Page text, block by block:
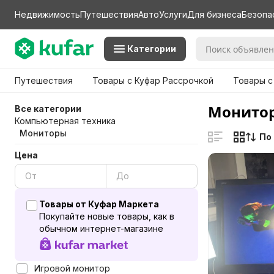
НедвижимостьПутешествияАвтоУслугиДля бизнеса
Категории
Путешествия Товары с Куфар Рассрочкой Товары
Все категории
Компьютерная техника
Мониторы
Цена
Товары от Куфар Маркета
Покупайте новые товары, как в
обычном интернет-магазине
Игровой монитор
По